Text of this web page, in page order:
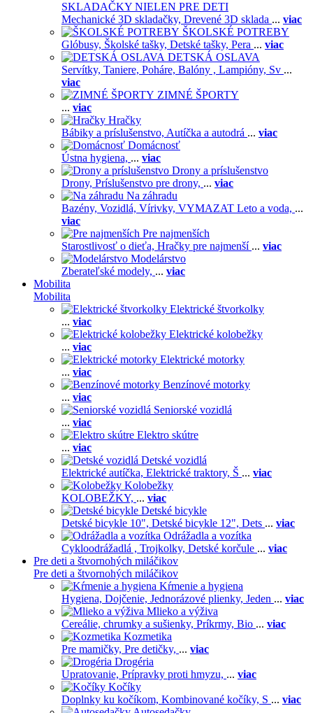
SKLADAČKY NIELEN PRE DETI
Mechanické 3D skladačky, Drevené 3D sklada ... viac
ŠKOLSKÉ POTREBY
Glóbusy, Školské tašky, Detské tašky, Pera ... viac
DETSKÁ OSLAVA
Servítky, Taniere, Poháre, Balóny , Lampióny, Sv ...
viac
ZIMNÉ ŠPORTY
... viac
Hračky
Bábiky a príslušenstvo, Autíčka a autodrá ... viac
Domácnosť
Ústna hygiena, ... viac
Drony a príslušenstvo
Drony, Príslušenstvo pre drony, ... viac
Na záhradu
Bazény, Vozidlá, Vírivky, VYMAZAT Leto a voda, ...
viac
Pre najmenších
Starostlivosť o dieťa, Hračky pre najmenší ... viac
Modelárstvo
Zberateľské modely, ... viac
Mobilita
Mobilita
Elektrické štvorkolky
... viac
Elektrické kolobežky
... viac
Elektrické motorky
... viac
Benzínové motorky
... viac
Seniorské vozidlá
... viac
Elektro skútre
... viac
Detské vozidlá
Elektrické autíčka, Elektrické traktory, Š ... viac
Kolobežky
KOLOBEŽKY, ... viac
Detské bicykle
Detské bicykle 10", Detské bicykle 12", Dets ... viac
Odrážadla a vozítka
Cykloodrážadlá , Trojkolky, Detské korčule ... viac
Pre deti a štvornohých miláčikov
Pre deti a štvornohých miláčikov
Kŕmenie a hygiena
Hygiena, Dojčenie, Jednorázové plienky, Jeden ... viac
Mlieko a výživa
Cereálie, chrumky a sušienky, Príkrmy, Bio ... viac
Kozmetika
Pre mamičky, Pre detičky, ... viac
Drogéria
Upratovanie, Prípravky proti hmyzu, ... viac
Kočíky
Doplnky ku kočíkom, Kombinované kočíky, S ... viac